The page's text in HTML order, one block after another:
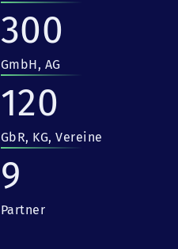
300
GmbH, AG
120
GbR, KG, Vereine
9
Partner